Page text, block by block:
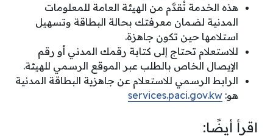
هذه الخدمة تُقدَّم من الهيئة العامة للمعلومات
المدنية لضمان معرفتك بحالة البطاقة وتسهيل
استلامها حين تكون جاهزة.
للاستعلام تحتاج إلى كتابة رقمك المدني أو رقم
الإيصال الخاص بالطلب عبر الموقع الرسمي للهيئة.
الرابط الرسمي للاستعلام عن جاهزية البطاقة المدنية
هو: services.paci.gov.kw
اقرأ أيضًا: